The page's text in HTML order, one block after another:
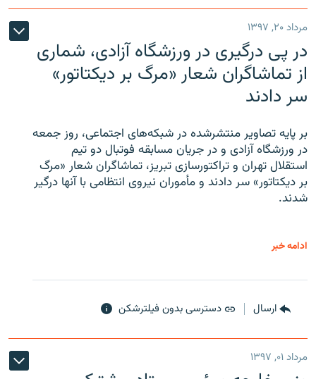
مرداد ۲۰, ۱۳۹۷
در پی درگیری در ورزشگاه آزادی، شماری
از تماشاگران شعار «مرگ بر دیکتاتور»
سر دادند
بر پایه تصاویر منتشرشده در شبکه‌های اجتماعی، روز جمعه
در ورزشگاه آزادی و در جریان مسابقه فوتبال دو تیم
استقلال تهران و تراکتورسازی تبریز، تماشاگران شعار «مرگ
بر دیکتاتور» سر دادند و مأموران نیروی انتظامی با آنها درگیر
شدند.
ادامه خبر
ارسال دسترسی بدون فیلترشکن
مرداد ۰۱, ۱۳۹۷